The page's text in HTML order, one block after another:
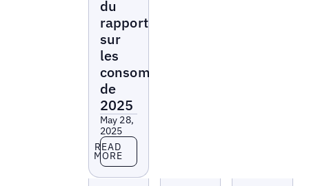
du
rapport
sur
les
consommateurs
de
2025
May 28,
2025
Read more
READ
MORE